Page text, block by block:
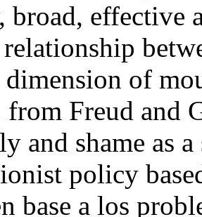
broad, effective
of
from Freud and
and shame as
policy
base a los